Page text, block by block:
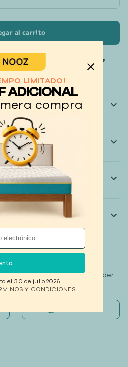
al carrito
12 meses sin intereses*
entre 1 a 5 días.
disponibles para responder
LIMITADO!
ADICIONAL
compra
el 30 de julio 2026.
Y CONDICIONES